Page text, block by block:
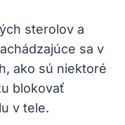
sterolov a
sa v
ako sú niektoré
blokovať
v tele.